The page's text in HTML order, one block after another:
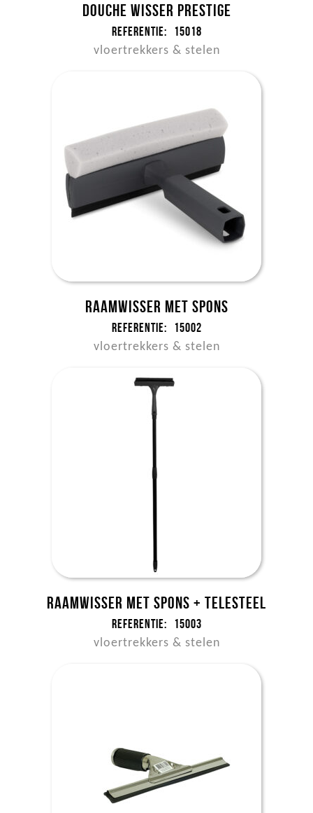
Douche wisser Prestige
Referentie: 15018
vloertrekkers & stelen
Raamwisser met spons
Referentie: 15002
vloertrekkers & stelen
Raamwisser met spons + telesteel
Referentie: 15003
vloertrekkers & stelen